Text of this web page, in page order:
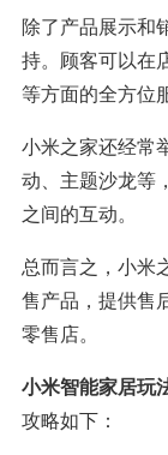
除了产品展示和
持。顾客可以在
等方面的全方位
小米之家还经常
动、主题沙龙等
之间的互动。
总而言之，小米
售产品，提供售
零售店。
小米智能家居玩
攻略如下：